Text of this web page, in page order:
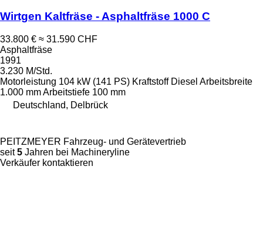
Wirtgen Kaltfräse - Asphaltfräse 1000 C
33.800 € ≈ 31.590 CHF
Asphaltfräse
1991
3.230 M/Std.
Motorleistung 104 kW (141 PS) Kraftstoff Diesel Arbeitsbreite
1.000 mmArbeitstiefe 100 mm
Deutschland, Delbrück
PEITZMEYER Fahrzeug- und Gerätevertrieb
seit5 Jahren bei Machineryline
Verkäufer kontaktieren